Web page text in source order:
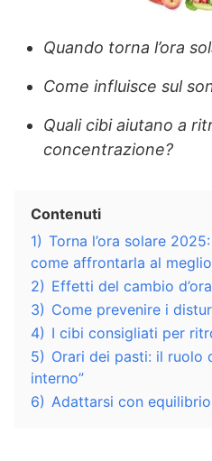
Quando torna l’ora
Come influisce sul
Quali cibi aiutano a
concentrazione?
Contenuti
1) Torna l’ora solare
come affrontarla al meglio
2) Effetti del cambio
3) Come prevenire i
4) I cibi consigliati per
5) Orari dei pasti: il ruolo
interno”
6) Adattarsi con equilibrio